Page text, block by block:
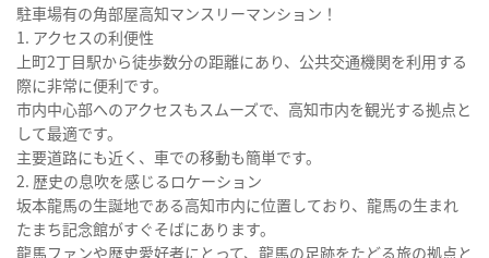
駐車場有の角部屋高知マンスリーマンション！
1. アクセスの利便性
上町2丁目駅から徒歩数分の距離にあり、公共交通機関を利用する
際に非常に便利です。
市内中心部へのアクセスもスムーズで、高知市内を観光する拠点と
して最適です。
主要道路にも近く、車での移動も簡単です。
2. 歴史の息吹を感じるロケーション
坂本龍馬の生誕地である高知市内に位置しており、龍馬の生まれ
たまち記念館がすぐそばにあります。
龍馬ファンや歴史愛好者にとって、龍馬の足跡をたどる旅の拠点と